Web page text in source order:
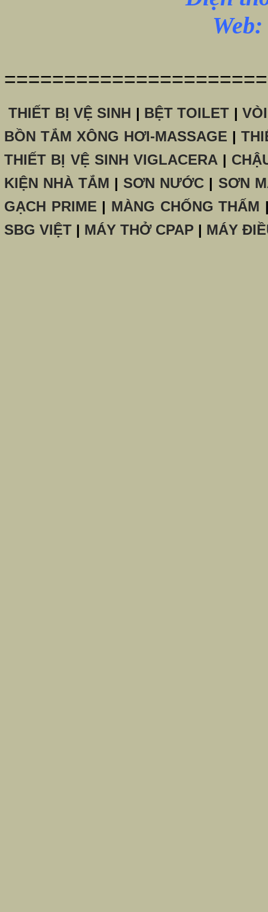
THIẾT BỊ VỆ SINH | BỆT TOILET |
BỒN TẮM XÔNG HƠI-MASSAGE |
THIẾT BỊ VỆ SINH VIGLACERA|
KIỆN NHÀ TẮM | SƠN NƯỚC | SƠN
GẠCH PRIME | MÀNG CHỐNG THẤM
SBG VIỆT | MÁY THỞ CPAP | MÁY